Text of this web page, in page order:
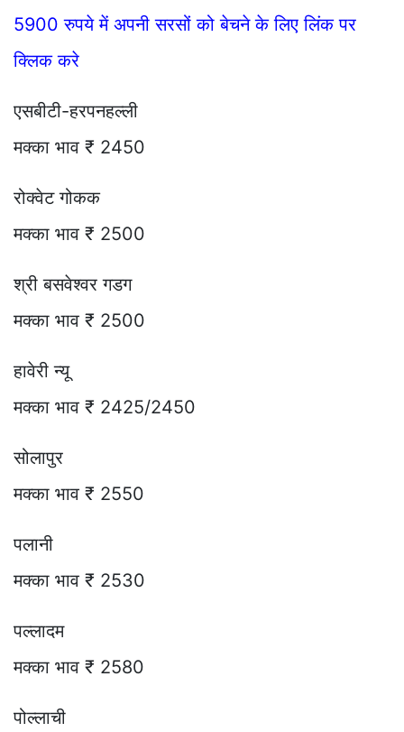
5900 रुपये में अपनी सरसों को बेचने के लिए लिंक पर
क्लिक करे
एसबीटी-हरपनहल्ली
मक्का भाव ₹ 2450
रोक्वेट गोकक
मक्का भाव ₹ 2500
श्री बसवेश्वर गडग
मक्का भाव ₹ 2500
हावेरी न्यू
मक्का भाव ₹ 2425/2450
सोलापुर
मक्का भाव ₹ 2550
पलानी
मक्का भाव ₹ 2530
पल्लादम
मक्का भाव ₹ 2580
पोल्लाची